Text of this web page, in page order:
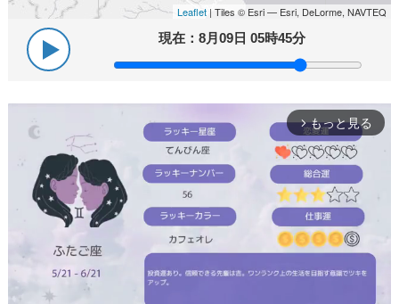
Leaflet | Tiles © Esri — Esri, DeLorme, NAVTEQ
現在：8月09日 05時45分
arrow_forward_ios もっと見る